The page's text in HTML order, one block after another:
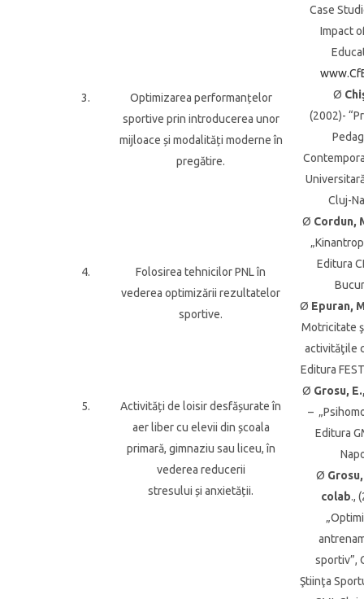
Case
Impact
Ø
(2002)-
Cluj-
Ø Cordun,
Editura
Ø Epuran,
Motricitate
activităţile
Editura
Ø Grosu,
–
Editura
Ø
colab.,
sportiv”,
Ştiinţa
3.
Optimizarea performanțelor
sportive prin introducerea unor
mijloace și modalități moderne în
pregătire.
4.
Folosirea tehnicilor PNL în
vederea optimizării rezultatelor
sportive.
5.
Activități de loisir desfășurate în
aer liber cu elevii din școala
primară, gimnaziu sau liceu, în
vederea reducerii
stresului și anxietății.